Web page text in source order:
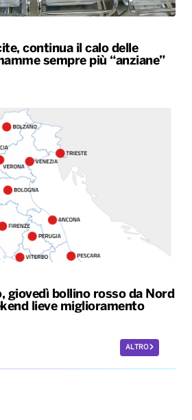
continua il calo delle
sempre più “anziane”
giovedì bollino rosso da Nord
lieve miglioramento
ALTRO